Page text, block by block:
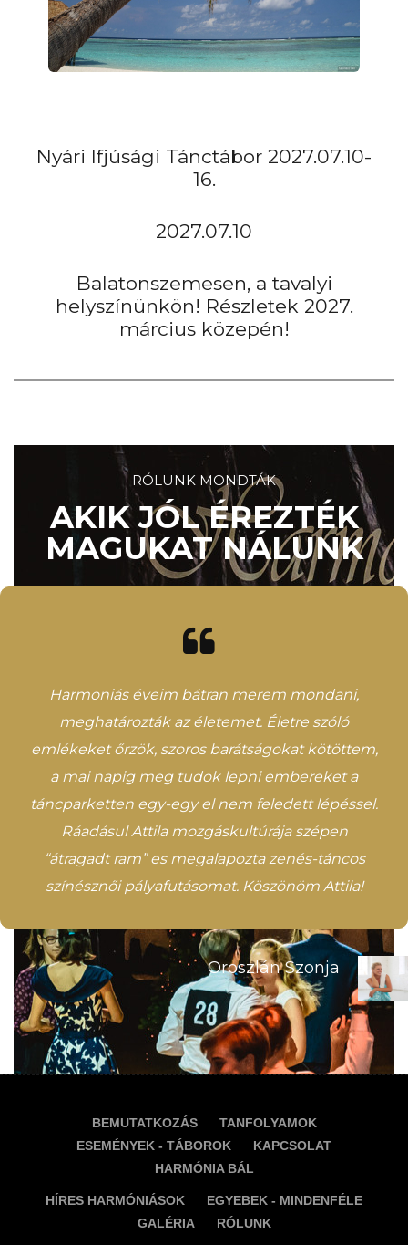
Nyári Ifjúsági Tánctábor 2027.07.10-
16.
2027.07.10
Balatonszemesen, a tavalyi
helyszínünkön! Részletek 2027.
március közepén!
RÓLUNK MONDTÁK
AKIK JÓL ÉREZTÉK
MAGUKAT NÁLUNK
Harmoniás éveim bátran merem mondani,
meghatározták az életemet. Életre szóló
emlékeket őrzök, szoros barátságokat kötöttem,
a mai napig meg tudok lepni embereket a
táncparketten egy-egy el nem feledett lépéssel.
Ráadásul Attila mozgáskultúrája szépen
“átragadt ram” es megalapozta zenés-táncos
színésznői pályafutásomat. Köszönöm Attila!
Oroszlán Szonja
BEMUTATKOZÁS
TANFOLYAMOK
ESEMÉNYEK - TÁBOROK
KAPCSOLAT
HARMÓNIA BÁL
HÍRES HARMÓNIÁSOK
EGYEBEK - MINDENFÉLE
GALÉRIA
RÓLUNK